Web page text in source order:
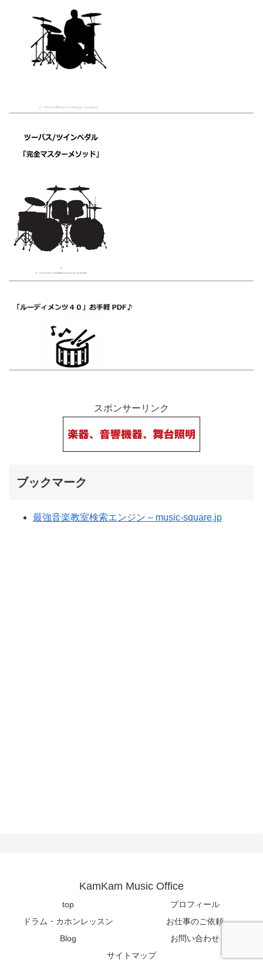
スポンサーリンク
ブックマーク
最強音楽教室検索エンジン – music-square.jp
KamKam Music Office
top
プロフィール
ドラム・カホンレッスン
お仕事のご依頼
Blog
お問い合わせ
サイトマップ